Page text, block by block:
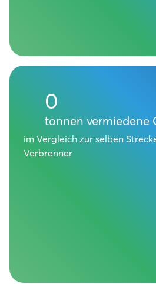
0
tonnen vermiedene
im Vergleich zur selben
Verbrenner